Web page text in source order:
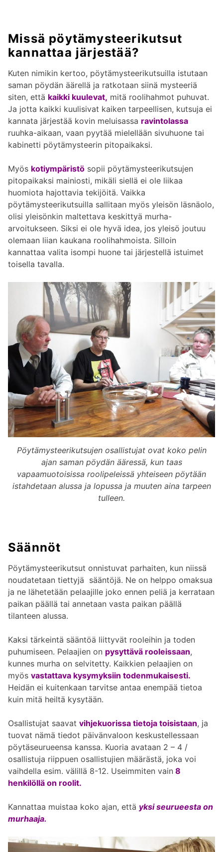
Missä pöytämysteerikutsut
kannattaa järjestää?
Kuten nimikin kertoo, pöytämysteerikutsuilla istutaan
saman pöydän äärellä ja ratkotaan siinä mysteeriä
siten, että kaikki kuulevat, mitä roolihahmot puhuvat.
Ja jotta kaikki kuulisivat kaiken tarpeellisen, kutsuja ei
kannata järjestää kovin meluisassa ravintolassa
ruuhka-aikaan, vaan pyytää mielellään sivuhuone tai
kabinetti pöytämysteerin pitopaikaksi.
Myös kotiympäristö sopii pöytämysteerikutsujen
pitopaikaksi mainiosti, mikäli siellä ei ole liikaa
huomiota hajottavia tekijöitä. Vaikka
pöytämysteerikutsuilla sallitaan myös yleisön läsnäolo,
olisi yleisönkin maltettava keskittyä murha-
arvoitukseen. Siksi ei ole hyvä idea, jos yleisö joutuu
olemaan liian kaukana roolihahmoista. Silloin
kannattaa valita isompi huone tai järjestellä istuimet
toisella tavalla.
Pöytämysteerikutsujen osallistujat ovat koko pelin
ajan saman pöydän ääressä, kun taas
vapaamuotoisissa roolipeleissä yhteiseen pöytään
istahdetaan alussa ja lopussa ja muuten aina tarpeen
tulleen.
Säännöt
Pöytämysteerikutsut onnistuvat parhaiten, kun niissä
noudatetaan tiettyjä sääntöjä. Ne on helppo omaksua
ja ne lähetetään pelaajille joko ennen peliä ja kerrataan
paikan päällä tai annetaan vasta paikan päällä
tilanteen alussa.
Kaksi tärkeintä sääntöä liittyvät rooleihin ja toden
puhumiseen. Pelaajien on pysyttävä rooleissaan,
kunnes murha on selvitetty. Kaikkien pelaajien on
myös vastattava kysymyksiin todenmukaisesti.
Heidän ei kuitenkaan tarvitse antaa enempää tietoa
kuin mitä heiltä kysytään.
Osallistujat saavat vihjekuorissa tietoja toisistaan, ja
tuovat nämä tiedot päivänvaloon keskustellessaan
pöytäseurueensa kanssa. Kuoria avataan 2 – 4 /
osallistuja riippuen osallistujien määrästä, joka voi
vaihdella esim. välillä 8-12. Useimmiten vain 8
henkilöllä on roolit.
Kannattaa muistaa koko ajan, että yksi seurueesta on
murhaaja.